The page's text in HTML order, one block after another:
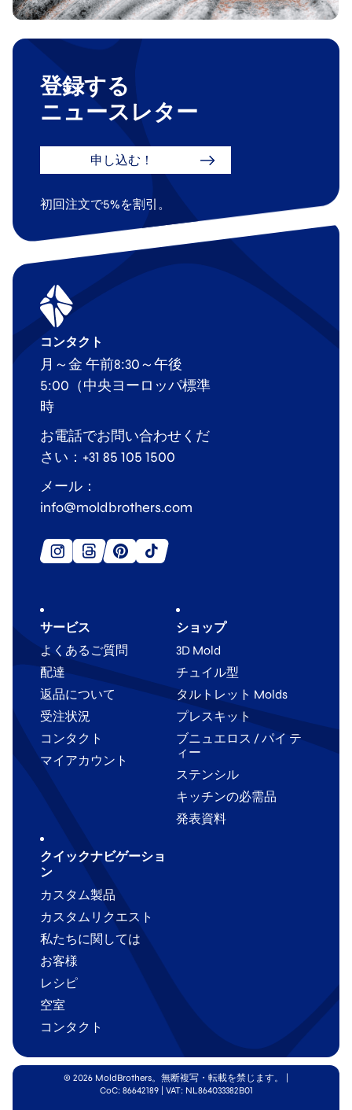
登録する
ニュースレター
申し込む！
初回注文で5%を割引。
サービス
よくあるご質問
配達
返品について
受注状況
コンタクト
マイアカウント
ショップ
3D Mold
チュイル型
タルトレット Molds
プレスキット
ブニュエロス / パイ テ
ィー
ステンシル
キッチンの必需品
発表資料
クイックナビゲーショ
ン
カスタム製品
カスタムリクエスト
私たちに関しては
お客様
レシピ
空室
コンタクト
コンタクト
月～金 午前8:30～午後
5:00（中央ヨーロッパ標準
時
お電話でお問い合わせくだ
さい：+31 85 105 1500
メール：
info@moldbrothers.com
© 2026 MoldBrothers。無断複写・転載を禁じます。
CoC: 86642189 | VAT: NL864033382B01